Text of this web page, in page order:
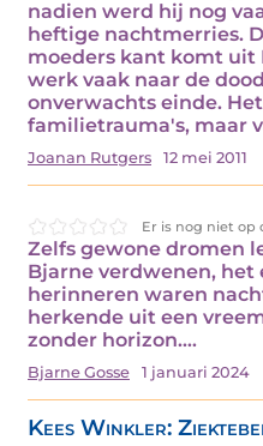
nadien werd hij nog
heftige nachtmerries.
moeders kant komt uit
werk vaak naar de
onverwachts einde.
familietrauma's, maar
Joanan Rutgers 12 mei 2011
Er is nog niet op
Zelfs gewone dromen
Bjarne verdwenen,
herinneren waren
herkende uit een
zonder horizon.…
Bjarne Gosse 1 januari 2024
Kees Winkler: